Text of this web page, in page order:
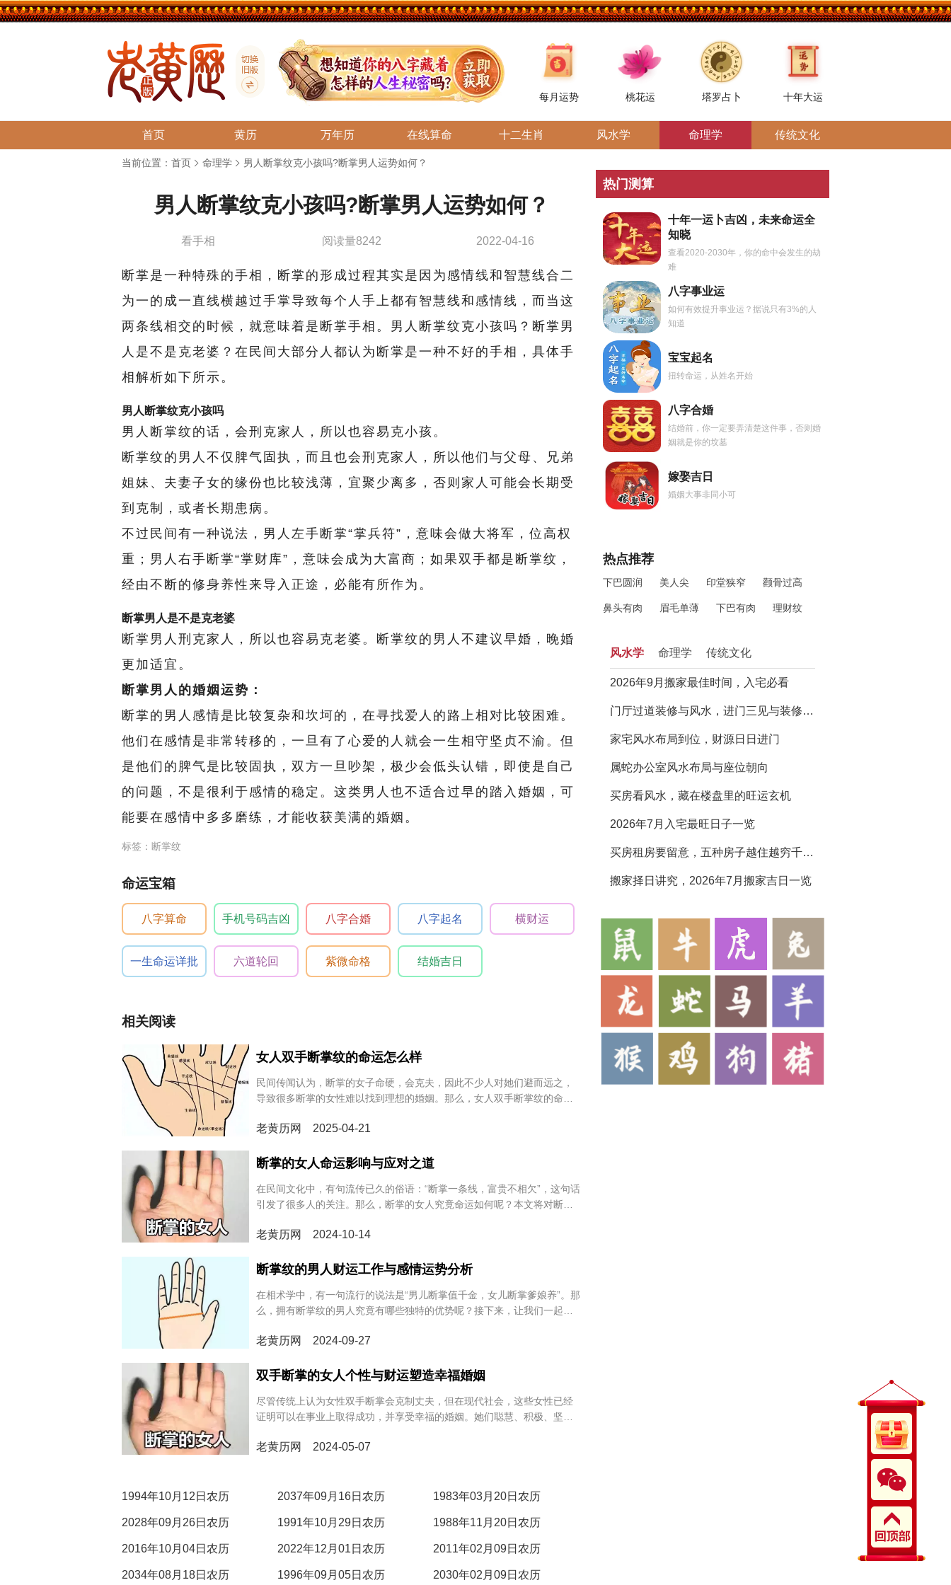
每月运势 桃花运 塔罗占卜 十年大运
首页 黄历 万年历 在线算命 十二生肖 风水学 命理学 传统文化
当前位置： 首页 命理学 男人断掌纹克小孩吗?断掌男人运势如何？
男人断掌纹克小孩吗?断掌男人运势如何？
看手相 阅读量8242 2022-04-16
断掌是一种特殊的手相，断掌的形成过程其实是因为感情线和智慧线合二
为一的成一直线横越过手掌导致每个人手上都有智慧线和感情线，而当这
两条线相交的时候，就意味着是断掌手相。男人断掌纹克小孩吗？断掌男
人是不是克老婆？在民间大部分人都认为断掌是一种不好的手相，具体手
相解析如下所示。
男人断掌纹克小孩吗
男人断掌纹的话，会刑克家人，所以也容易克小孩。
断掌纹的男人不仅脾气固执，而且也会刑克家人，所以他们与父母、兄弟
姐妹、夫妻子女的缘份也比较浅薄，宜聚少离多，否则家人可能会长期受
到克制，或者长期患病。
不过民间有一种说法，男人左手断掌“掌兵符”，意味会做大将军，位高权
重；男人右手断掌“掌财库”，意味会成为大富商；如果双手都是断掌纹，
经由不断的修身养性来导入正途，必能有所作为。
断掌男人是不是克老婆
断掌男人刑克家人，所以也容易克老婆。断掌纹的男人不建议早婚，晚婚
更加适宜。
断掌男人的婚姻运势：
断掌的男人感情是比较复杂和坎坷的，在寻找爱人的路上相对比较困难。
他们在感情是非常转移的，一旦有了心爱的人就会一生相守坚贞不渝。但
是他们的脾气是比较固执，双方一旦吵架，极少会低头认错，即使是自己
的问题，不是很利于感情的稳定。这类男人也不适合过早的踏入婚姻，可
能要在感情中多多磨练，才能收获美满的婚姻。
标签：断掌纹
命运宝箱
八字算命 手机号码吉凶 八字合婚 八字起名 横财运
一生命运详批 六道轮回 紫微命格 结婚吉日
相关阅读
女人双手断掌纹的命运怎么样
民间传闻认为，断掌的女子命硬，会克夫，因此不少人对她们避而远之，
导致很多断掌的女性难以找到理想的婚姻。那么，女人双手断掌纹的命运
老黄历网 2025-04-21
断掌的女人命运影响与应对之道
在民间文化中，有句流传已久的俗语：“断掌一条线，富贵不相欠”，这句话
引发了很多人的关注。那么，断掌的女人究竟命运如何呢？本文将对断掌
老黄历网 2024-10-14
断掌纹的男人财运工作与感情运势分析
在相术学中，有一句流行的说法是“男儿断掌值千金，女儿断掌爹娘养”。那
么，拥有断掌纹的男人究竟有哪些独特的优势呢？接下来，让我们一起来
老黄历网 2024-09-27
双手断掌的女人个性与财运塑造幸福婚姻
尽管传统上认为女性双手断掌会克制丈夫，但在现代社会，这些女性已经
证明可以在事业上取得成功，并享受幸福的婚姻。她们聪慧、积极、坚
夫，还实现了个人生活的充实与幸福。
老黄历网 2024-05-07
1994年10月12日农历 2037年09月16日农历 1983年03月20日农历
2028年09月26日农历 1991年10月29日农历 1988年11月20日农历
2016年10月04日农历 2022年12月01日农历 2011年02月09日农历
2034年08月18日农历 1996年09月05日农历 2030年02月09日农历
热门测算
十年一运卜吉凶，未来命运全
知晓
查看2020-2030年，你的命中会发生的劫
难
八字事业运
如何有效提升事业运？据说只有3%的人
知道
宝宝起名
扭转命运，从姓名开始
八字合婚
结婚前，你一定要弄清楚这件事，否则婚
姻就是你的坟墓
嫁娶吉日
婚姻大事非同小可
热点推荐
下巴圆润 美人尖 印堂狭窄 颧骨过高
鼻头有肉 眉毛单薄 下巴有肉 理财纹
风水学 命理学 传统文化
2026年9月搬家最佳时间，入宅必看
门厅过道装修与风水，进门三见与装修避坑指南
家宅风水布局到位，财源日日进门
属蛇办公室风水布局与座位朝向
买房看风水，藏在楼盘里的旺运玄机
2026年7月入宅最旺日子一览
买房租房要留意，五种房子越住越穷千万别选
搬家择日讲究，2026年7月搬家吉日一览